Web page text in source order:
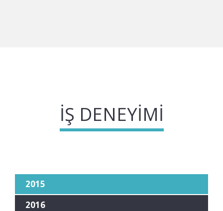
İŞ DENEYIMI
2015
2016